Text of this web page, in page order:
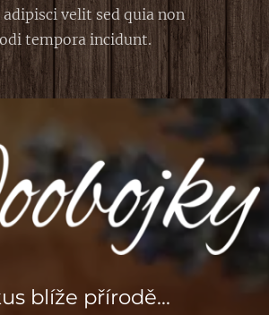
velit sed quia non
tempora incidunt.
blíže přírodě...